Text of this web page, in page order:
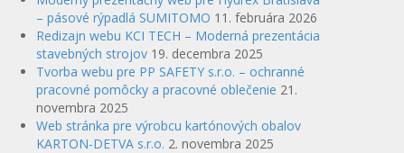
– pásové rýpadlá SUMITOMO 11. februára 2026
Redizajn webu KCI TECH – Moderná prezentácia
stavebných strojov 19. decembra 2025
Tvorba webu pre PP SAFETY s.r.o. – ochranné
pracovné pomôcky a pracovné oblečenie 21.
novembra 2025
Web stránka pre výrobcu kartónových obalov
KARTON-DETVA s.r.o. 2. novembra 2025